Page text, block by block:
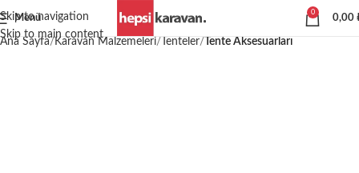
Skip to navigation
Skip to main content
Menü
0
0,00
Ana Sayfa Karavan Malzemeleri Tenteler Tente Aksesuarları